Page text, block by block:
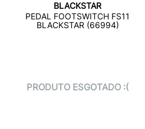
BLACKSTAR
PEDAL FOOTSWITCH FS11
BLACKSTAR (66994)
PRODUTO ESGOTADO :(